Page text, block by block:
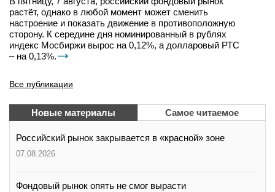
растёт, однако в любой момент может сменить
настроение и показать движение в противоположную
сторону. К середине дня номинированный в рублях
индекс Мосбиржи вырос на 0,12%, а долларовый РТС
– на 0,13%.
Все публикации
Новые материалы Самое читаемое
Российский рынок закрывается в «красной» зоне
07.08.2026
Фондовый рынок опять не смог вырасти